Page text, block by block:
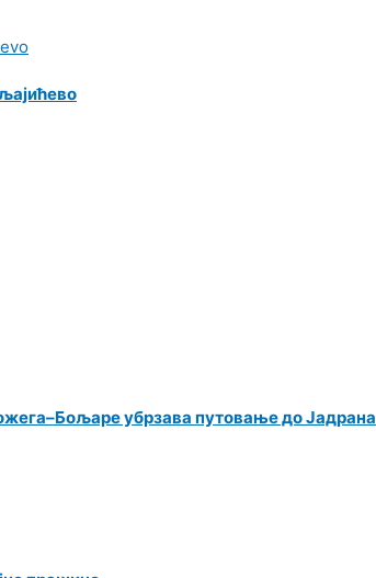
убрзава путовање до Јадрана